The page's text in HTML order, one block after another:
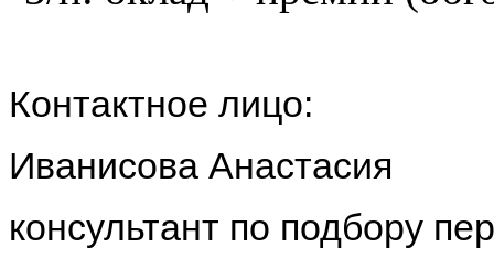
Контактное лицо:
Иванисова Анастасия
консультант по подбору